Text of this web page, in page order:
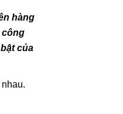
hàng
công
của